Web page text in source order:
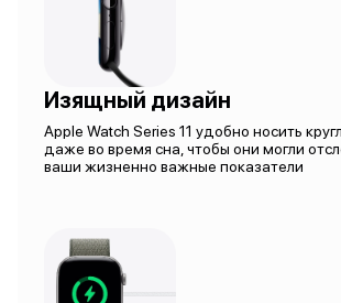
Изящный дизайн
Apple Watch Series 11 удобно носить
даже во время сна, чтобы они могли
ваши жизненно важные показатели